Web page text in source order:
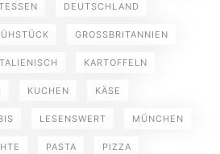
DEUTSCHLAND
GROSSBRITANNIEN
KARTOFFELN
KUCHEN KÄSE
LESENSWERT MÜNCHEN
PASTA PIZZA